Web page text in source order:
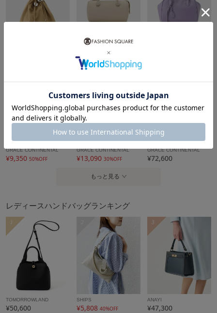
5％ポイントバック
¥14,630 30%OFF
5％ポイントバック
GRACE CONTINENTAL
¥9,350 50%OFF
5％ポイントバック
GRACE CONTINENTAL
¥13,090 30%OFF
10％ポイントバック
GRACE CONTINENTAL
¥72,600
もっと見る
レディースハンドバッグランキング
1
TOMORROWLAND
¥50,600
SHIPS
¥5,80840%OFF
3
ANAYI
¥47,300